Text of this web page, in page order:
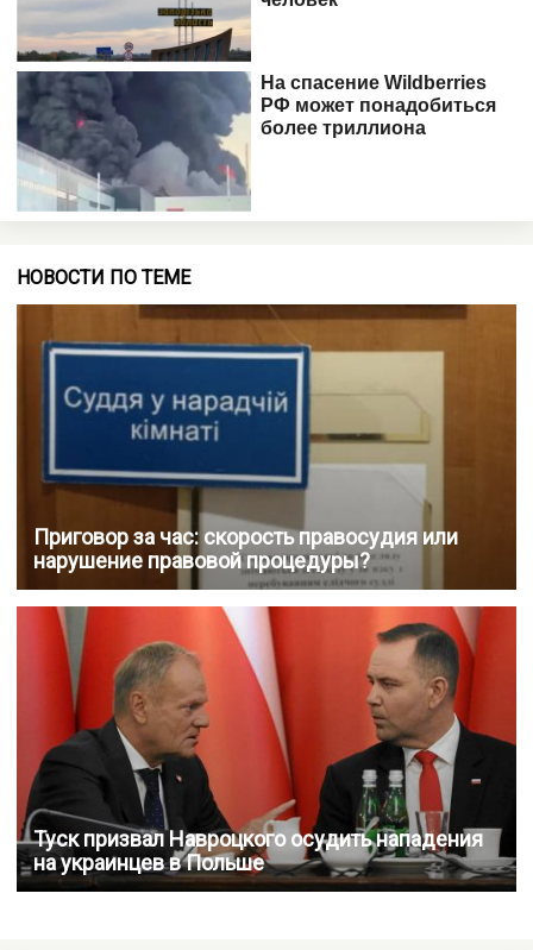
НОВОСТИ ПО ТЕМЕ
Приговор за час: скорость правосудия или
нарушение правовой процедуры?
Туск призвал Навроцкого осудить нападения
на украинцев в Польше